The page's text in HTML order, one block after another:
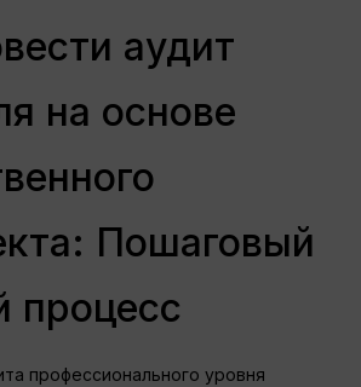
аудит
на основе
Пошаговый
процесс
профессионального уровня